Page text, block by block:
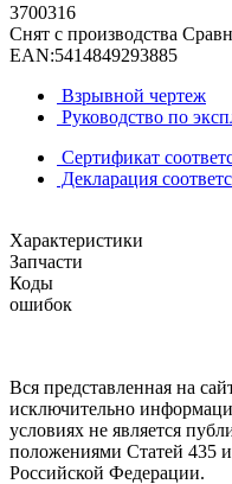
3700316
Снят с производства
EAN:5414849293885
Взрывной чертеж
Руководство по
Сертификат
Декларация
Характеристики
Запчасти
Коды
ошибок
Вся представленная на
исключительно
условиях не является
положениями Статей 435 и
Российской Федерации.